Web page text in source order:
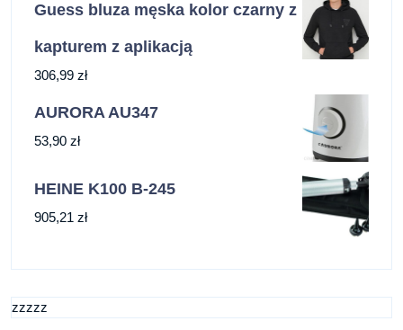
Guess bluza męska kolor czarny z
kapturem z aplikacją
306,99 zł
AURORA AU347
53,90 zł
HEINE K100 B-245
905,21 zł
zzzzz